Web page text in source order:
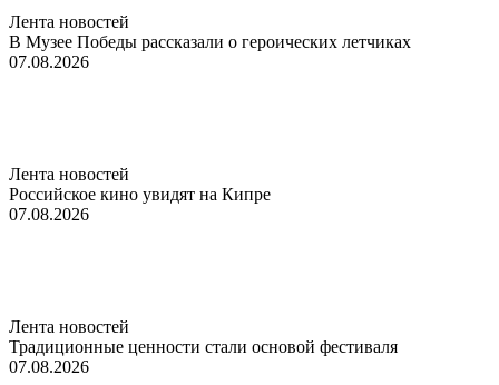
Лента новостей
В Музее Победы рассказали о героических летчиках
07.08.2026
Лента новостей
Российское кино увидят на Кипре
07.08.2026
Лента новостей
Традиционные ценности стали основой фестиваля
07.08.2026